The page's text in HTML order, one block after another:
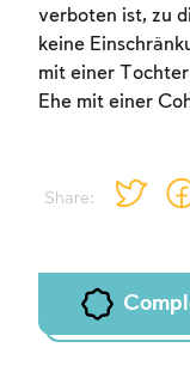
Share:
verboten ist, zu
keine
mit einer
Ehe mit einer